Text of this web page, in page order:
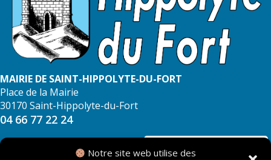
Notre site web utilise des
MAIRIE DE SAINT-HIPPOLYTE-DU-FORT
Place de la Mairie
30170 Saint-Hippolyte-du-Fort
04 66 77 22 24
NOUS CONTACTER